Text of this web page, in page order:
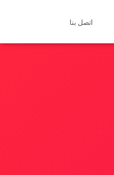
اتصل بنا